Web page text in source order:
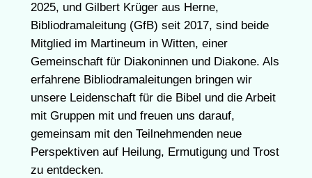
2025, und Gilbert Krüger aus Herne,
Bibliodramaleitung (GfB) seit 2017, sind beide
Mitglied im Martineum in Witten, einer
Gemeinschaft für Diakoninnen und Diakone. Als
erfahrene Bibliodramaleitungen bringen wir
unsere Leidenschaft für die Bibel und die Arbeit
mit Gruppen mit und freuen uns darauf,
gemeinsam mit den Teilnehmenden neue
Perspektiven auf Heilung, Ermutigung und Trost
zu entdecken.